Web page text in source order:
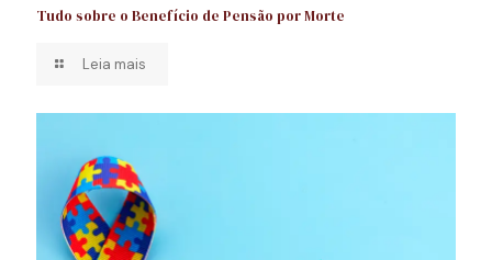
Tudo sobre o Benefício de Pensão por Morte
Leia mais